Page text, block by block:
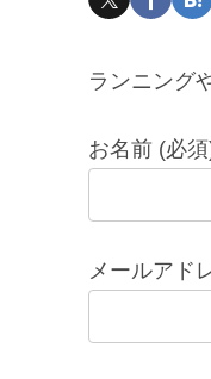
ランニング
お名前 (必
メールアド